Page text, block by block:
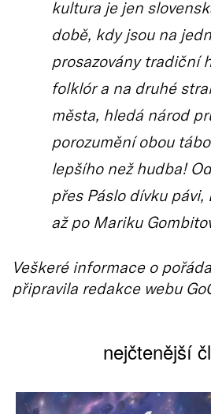
kultura je jen
době, kdy jsou na
prosazovány tradiční
folklór a na druhé
města, hledá národ
porozumění obou
lepšího než hudba!
přes Páslo dívku pávi,
až po Mariku
Veškeré informace o
připravila redakce webu
nejčtenější